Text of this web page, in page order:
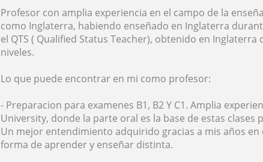
Profesor con amplia experiencia en el campo de la
como Inglaterra, habiendo enseñado en Inglaterra
el QTS ( Qualified Status Teacher), obtenido en
niveles.
Lo que puede encontrar en mi como profesor:
- Preparacion para examenes B1, B2 Y C1. Amplia
University, donde la parte oral es la base de estas
Un mejor entendimiento adquirido gracias a mis años
forma de aprender y enseñar distinta.